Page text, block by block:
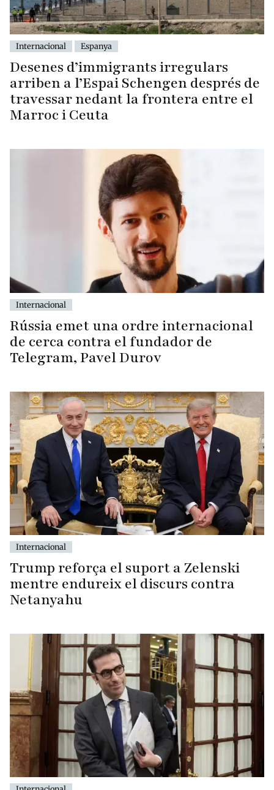
Internacional Espanya
Desenes d’immigrants irregulars
arriben a l’Espai Schengen després de
travessar nedant la frontera entre el
Marroc i Ceuta
Internacional
Rússia emet una ordre internacional
de cerca contra el fundador de
Telegram, Pavel Durov
Internacional
Trump reforça el suport a Zelenski
mentre endureix el discurs contra
Netanyahu